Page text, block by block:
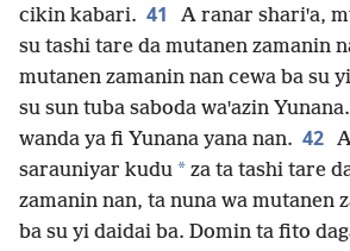
cikin kabari. 41
A ranar shariꞌa,
su tashi tare da mutanen zamanin
mutanen zamanin nan cewa ba su
su sun tuba saboda waꞌazin
wanda ya fi Yunana yana nan. 42
sarauniyar kudu * za ta tashi tare
zamanin nan, ta nuna wa mutanen
ba su yi daidai ba. Domin ta fito